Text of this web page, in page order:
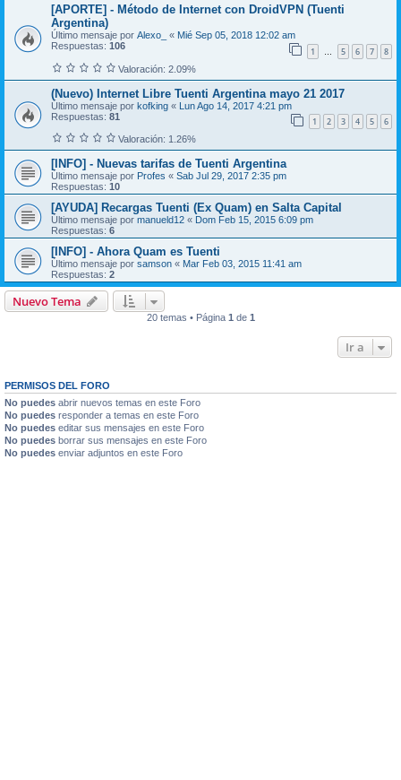
[APORTE] - Método de Internet con DroidVPN (Tuenti
Argentina)
Último mensaje por Alexo_ « Mié Sep 05, 2018 12:02 am
Respuestas: 106 1 … 5 6 7 8
Valoración: 2.09%
(Nuevo) Internet Libre Tuenti Argentina mayo 21 2017
Último mensaje por kofking « Lun Ago 14, 2017 4:21 pm
Respuestas: 81 1 2 3 4 5 6
Valoración: 1.26%
[INFO] - Nuevas tarifas de Tuenti Argentina
Último mensaje por Profes « Sab Jul 29, 2017 2:35 pm
Respuestas: 10
[AYUDA] Recargas Tuenti (Ex Quam) en Salta Capital
Último mensaje por manueld12 « Dom Feb 15, 2015 6:09 pm
Respuestas: 6
[INFO] - Ahora Quam es Tuenti
Último mensaje por samson « Mar Feb 03, 2015 11:41 am
Respuestas: 2
Nuevo Tema
20 temas • Página 1 de 1
Ir a
PERMISOS DEL FORO
No puedes abrir nuevos temas en este Foro
No puedes responder a temas en este Foro
No puedes editar sus mensajes en este Foro
No puedes borrar sus mensajes en este Foro
No puedes enviar adjuntos en este Foro